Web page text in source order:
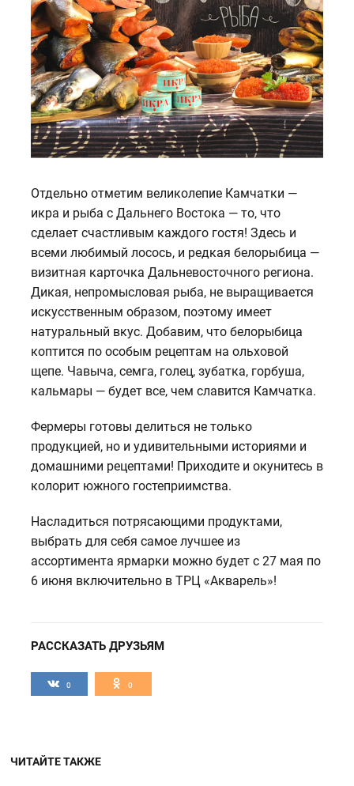
Отдельно отметим великолепие Камчатки —
икра и рыба с Дальнего Востока — то, что
сделает счастливым каждого гостя! Здесь и
всеми любимый лосось, и редкая белорыбица —
визитная карточка Дальневосточного региона.
Дикая, непромысловая рыба, не выращивается
искусственным образом, поэтому имеет
натуральный вкус. Добавим, что белорыбица
коптится по особым рецептам на ольховой
щепе. Чавыча, семга, голец, зубатка, горбуша,
кальмары — будет все, чем славится Камчатка.
Фермеры готовы делиться не только
продукцией, но и удивительными историями и
домашними рецептами! Приходите и окунитесь в
колорит южного гостеприимства.
Насладиться потрясающими продуктами,
выбрать для себя самое лучшее из
ассортимента ярмарки можно будет с 27 мая по
6 июня включительно в ТРЦ «Акварель»!
РАССКАЗАТЬ ДРУЗЬЯМ
0 0
ЧИТАЙТЕ ТАКЖЕ